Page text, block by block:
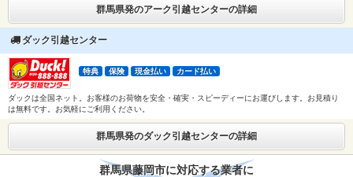
群馬県発のアーク引越センターの詳細
ダック引越センター
特典 保険 現金払い カード払い
ダックは全国ネット。お客様のお荷物を安全・確実・スピーディーにお運びします。お見積り
は無料です。お気軽にご利用ください。
群馬県発のダック引越センターの詳細
群馬県藤岡市に対応する業者に